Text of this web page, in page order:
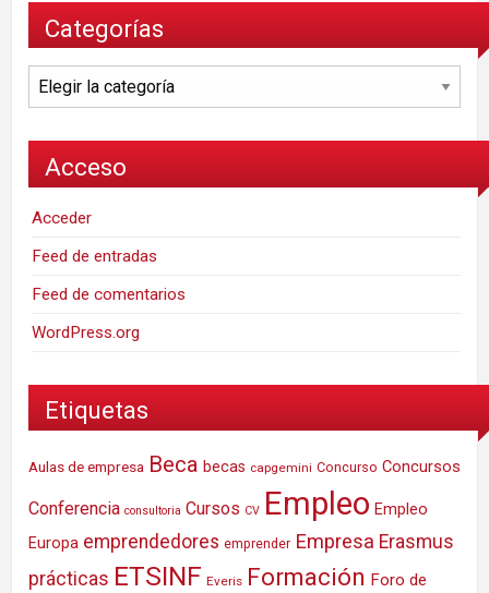
Categorías
Categorías
Acceso
Acceder
Feed de entradas
Feed de comentarios
WordPress.org
Etiquetas
Aulas de empresa Beca becas capgemini Concurso Concursos
Conferencia consultoria Cursos CV Empleo Empleo
Europa emprendedores emprender Empresa Erasmus
prácticas ETSINF Everis Formación Foro de